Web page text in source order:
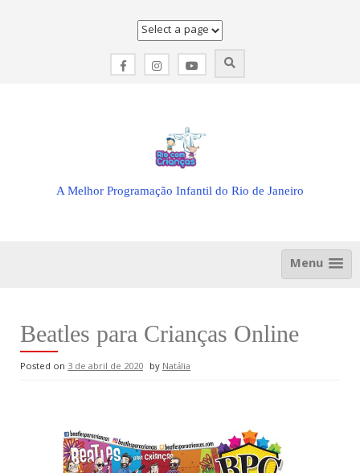
A Melhor Programação Infantil do Rio de Janeiro
Menu
Beatles para Crianças Online
Posted on 3 de abril de 2020 byNatália